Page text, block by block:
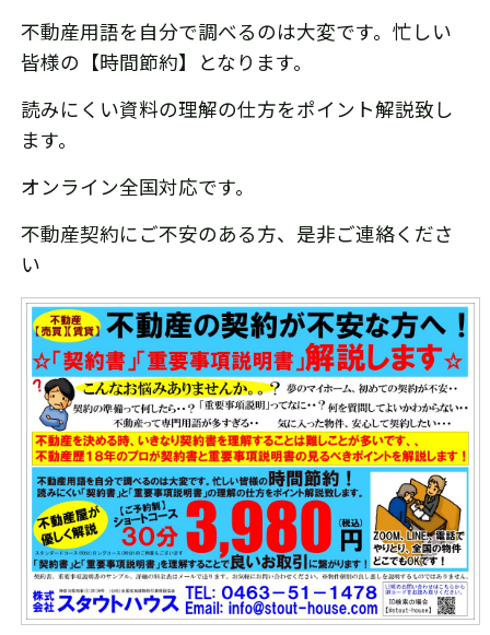
不動産用語を自分で調べるのは大変です。忙しい
皆様の【時間節約】となります。
読みにくい資料の理解の仕方をポイント解説致し
ます。
オンライン全国対応です。
不動産契約にご不安のある方、是非ご連絡くださ
い